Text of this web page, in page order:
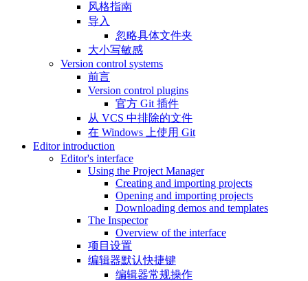
风格指南
导入
忽略具体文件夹
大小写敏感
Version control systems
前言
Version control plugins
官方 Git 插件
从 VCS 中排除的文件
在 Windows 上使用 Git
Editor introduction
Editor's interface
Using the Project Manager
Creating and importing projects
Opening and importing projects
Downloading demos and templates
The Inspector
Overview of the interface
项目设置
编辑器默认快捷键
编辑器常规操作